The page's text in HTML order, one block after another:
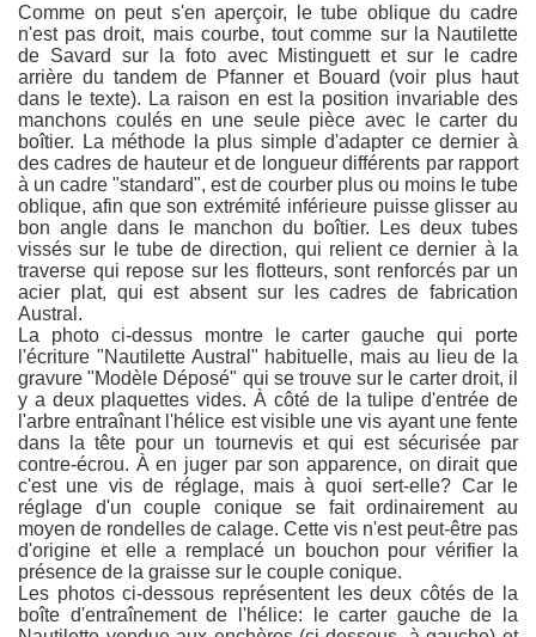
Comme on peut s'en aperçoir, le tube oblique du cadre
n'est pas droit, mais courbe, tout comme sur la Nautilette
de Savard sur la foto avec Mistinguett et sur le cadre
arrière du tandem de Pfanner et Bouard (voir plus haut
dans le texte). La raison en est la position invariable des
manchons coulés en une seule pièce avec le carter du
boîtier. La méthode la plus simple d'adapter ce dernier à
des cadres de hauteur et de longueur différents par rapport
à un cadre "standard", est de courber plus ou moins le tube
oblique, afin que son extrémité inférieure puisse glisser au
bon angle dans le manchon du boîtier. Les deux tubes
vissés sur le tube de direction, qui relient ce dernier à la
traverse qui repose sur les flotteurs, sont renforcés par un
acier plat, qui est absent sur les cadres de fabrication
Austral.
La photo ci-dessus montre le carter gauche qui porte
l'écriture "Nautilette Austral" habituelle, mais au lieu de la
gravure "Modèle Déposé" qui se trouve sur le carter droit, il
y a deux plaquettes vides. À côté de la tulipe d'entrée de
l'arbre entraînant l'hélice est visible une vis ayant une fente
dans la tête pour un tournevis et qui est sécurisée par
contre-écrou. À en juger par son apparence, on dirait que
c'est une vis de réglage, mais à quoi sert-elle? Car le
réglage d'un couple conique se fait ordinairement au
moyen de rondelles de calage. Cette vis n'est peut-être pas
d'origine et elle a remplacé un bouchon pour vérifier la
présence de la graisse sur le couple conique.
Les photos ci-dessous représentent les deux côtés de la
boîte d'entraînement de l'hélice: le carter gauche de la